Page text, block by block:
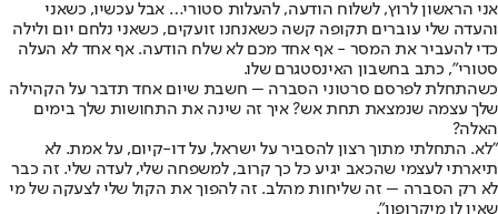
אני הראשון לרוץ, לשלוח הודעה, להעלות סטורי… אבל עכשיו, כשאני
והעדה שלי עוברים תקופה קשה כשאנחנו זועקים, כשאני נלחם יום ולילה
כדי להעביר את המסר - אף אחד מכם לא שלח הודעה. אף אחד לא העלה
סטורי", כתב בחשבון האינסטגרם שלו.
כשהתחלת לפרסם סרטוני הסברה – חשבת שיום אחד תדבר על הקהילה
שלך עצמה שנמצאת תחת אש? איך זה שינה את התחושות שלך בימים
האלה?
"לא. התחלתי מתוך רצון להסביר על ישראל, על דו-קיום, על אמת. לא
תיארתי לעצמי שהכאב יגיע כל כך קרוב, למשפחה שלי, לעדה שלי. זה כבר
לא רק הסברה – זה שליחות מהלב. זה להפוך את הקול שלי לצעקה של מי
שאין לו מיקרופון".